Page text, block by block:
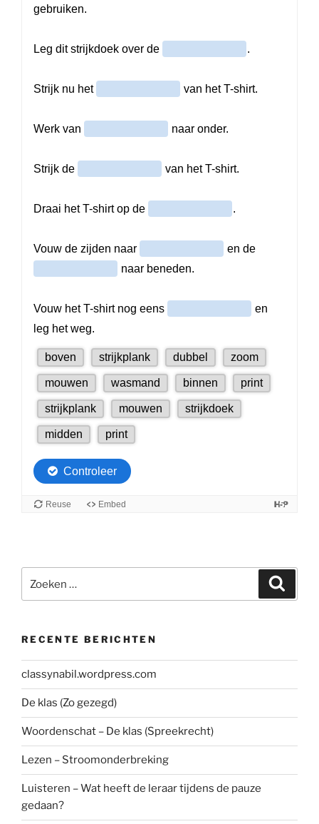
naar:
RECENTE BERICHTEN
classynabil.wordpress.com
De klas (Zo gezegd)
Woordenschat – De klas (Spreekrecht)
Lezen – Stroomonderbreking
Luisteren – Wat heeft de leraar tijdens de pauze
gedaan?